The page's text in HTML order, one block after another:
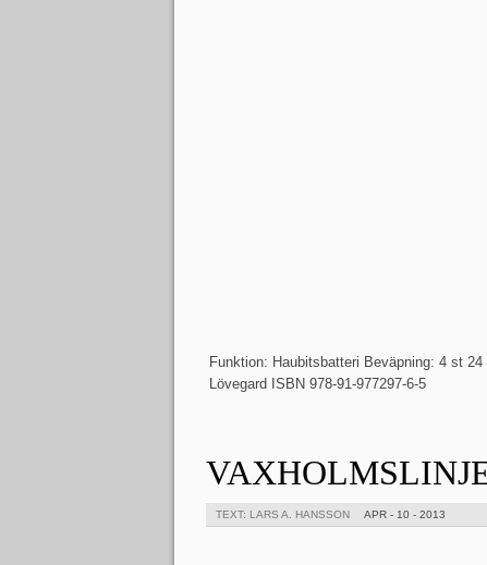
Funktion: Haubitsbatteri Beväpning: 4 st
Lövegard ISBN 978-91-977297-6-5
TEXT: LARS A. HANSSON APR - 10 - 2013